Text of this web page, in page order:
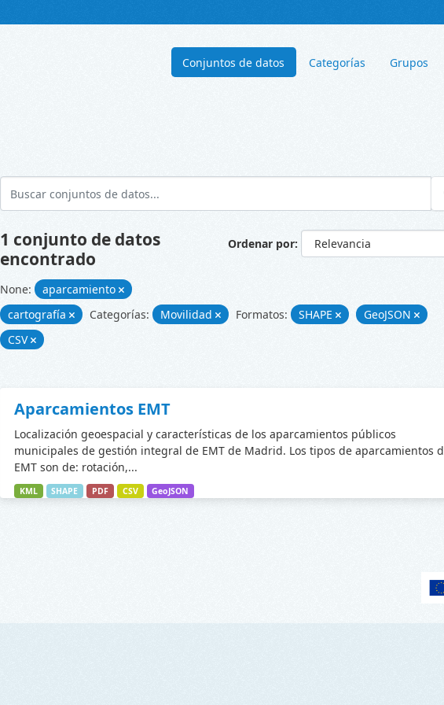
Conjuntos de datos Categorías Grupos
Ordenar por
1 conjunto de datos
encontrado
None:
aparcamiento
cartografía
Categorías: Movilidad Formatos: SHAPE
GeoJSON
CSV
Aparcamientos EMT
Localización geoespacial y características de los aparcamientos públicos
municipales de gestión integral de EMT de Madrid. Los tipos de aparcamientos
EMT son de: rotación,...
KML SHAPE PDF CSV GeoJSON